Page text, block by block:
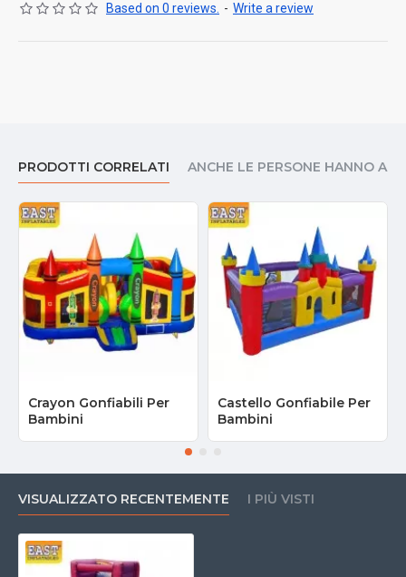
Based on 0 reviews. - Write a review
PRODOTTI CORRELATI ANCHE LE PERSONE HANNO
Crayon Gonfiabili Per
Bambini
Castello Gonfiabile Per
Bambini
VISUALIZZATO RECENTEMENTE I PIÙ VISTI